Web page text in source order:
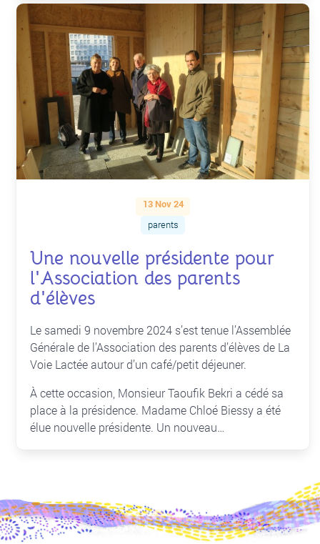
13 Nov 24
parents
Une nouvelle présidente pour
l'Association des parents
d'élèves
Le samedi 9 novembre 2024 s’est tenue l’Assemblée
Générale de l’Association des parents d’élèves de La
Voie Lactée autour d’un café/petit déjeuner.
À cette occasion, Monsieur Taoufik Bekri a cédé sa
place à la présidence. Madame Chloé Biessy a été
élue nouvelle présidente. Un nouveau…